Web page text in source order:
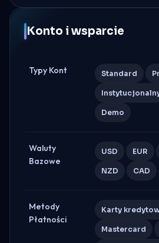
Konto i wsparcie
Typy Kont Standard
Demo
Waluty
Bazowe
USD EUR
NZD CAD
Metody
Płatności
Karty
Mastercard